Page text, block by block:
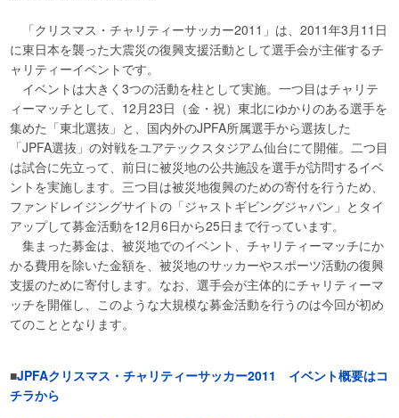
「クリスマス・チャリティーサッカー2011」は、2011年3月11日
に東日本を襲った大震災の復興支援活動として選手会が主催するチ
ャリティーイベントです。
イベントは大きく3つの活動を柱として実施。一つ目はチャリテ
ィーマッチとして、12月23日（金・祝）東北にゆかりのある選手を
集めた「東北選抜」と、国内外のJPFA所属選手から選抜した
「JPFA選抜」の対戦をユアテックスタジアム仙台にて開催。二つ目
は試合に先立って、前日に被災地の公共施設を選手が訪問するイベ
ントを実施します。三つ目は被災地復興のための寄付を行うため、
ファンドレイジングサイトの「ジャストギビングジャパン」とタイ
アップして募金活動を12月6日から25日まで行っています。
集まった募金は、被災地でのイベント、チャリティーマッチにか
かる費用を除いた金額を、被災地のサッカーやスポーツ活動の復興
支援のために寄付します。なお、選手会が主体的にチャリティーマ
ッチを開催し、このような大規模な募金活動を行うのは今回が初め
てのこととなります。
■JPFAクリスマス・チャリティーサッカー2011 イベント概要はコ
チラから